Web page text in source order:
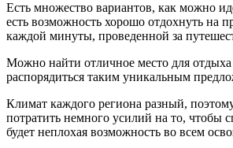
Есть множество вариантов, как можно
есть возможность хорошо отдохнуть на
каждой минуты, проведенной за
Можно найти отличное место для
распорядиться таким уникальным
Климат каждого региона разный,
потратить немного усилий на то, чтобы
будет неплохая возможность во всем